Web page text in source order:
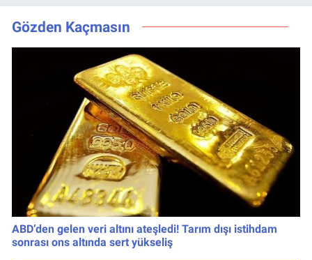
Kaçta, Nereden
İzlenir?
Gözden Kaçmasın
ABD’den gelen veri altını ateşledi! Tarım dışı istihdam
sonrası ons altında sert yükseliş